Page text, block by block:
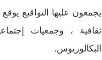
يجمعون عليها التواقيع
ثقافية ، وجمعيات
البكالوريوس.